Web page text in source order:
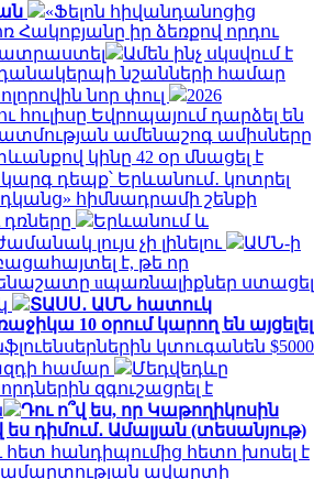
«Ֆելոն հիվանդանոցից
Հակոբյանը իր ձեռքով որդու
Ամեն ինչ սկսվում է
նշանների համար
նոր փուլ
2026
հուլիսը Եվրոպայում դարձել են
ամենաշոգ ամիսները
կինը 42 օր մնացել է
դեպք՝ Երևանում․ կոտրել
հիմնադրամի շենքի
Երևանում և
լույս չի լինելու
ԱՄՆ-ի
է, թե որ
uպառնալիքներ ստացել
ՏԱՍՍ․ ԱՄՆ հատուկ
10 օրում կարող են այցելել
կտուգանեն $5000
համար
Մեդվեդևը
զգուշացրել է
Դու ո՞վ ես, որ Կաթողիկոսին
դիմում․ Ամալյան (տեսանյութ)
հետ հանդիպումից հետո խոսել է
ավարտի